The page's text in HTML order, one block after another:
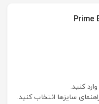
کنید.
سایزها انتخاب کنید.